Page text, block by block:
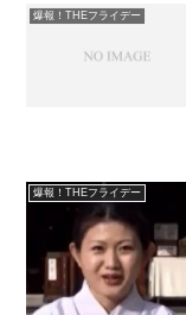
爆報！THEフライデー
爆報！THEフライデー